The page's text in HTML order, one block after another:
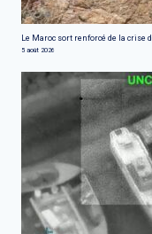
Le Maroc sort renforcé de la crise
5 août 2026